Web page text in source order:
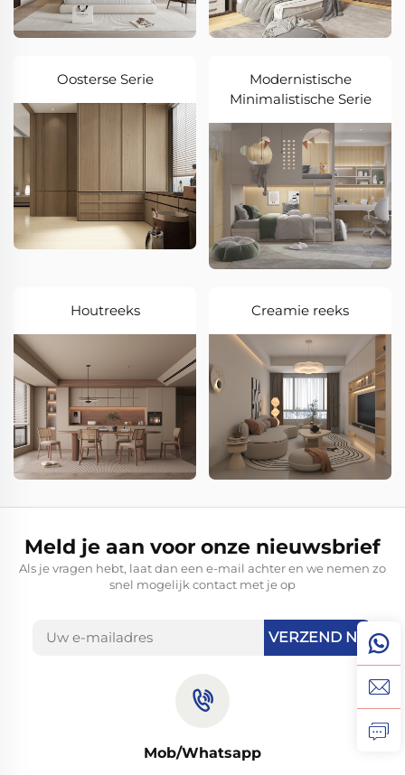
Oosterse Serie
Modernistische
Minimalistische Serie
Houtreeks Creamie reeks
Meld je aan voor onze nieuwsbrief
Als je vragen hebt, laat dan een e-mail achter en we nemen zo
snel mogelijk contact met je op
VERZEND NU
Mob/Whatsapp